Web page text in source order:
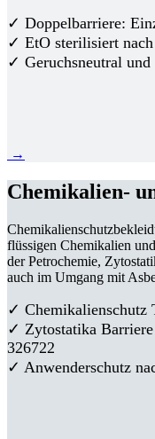
✓ Doppelbarriere:
✓ EtO sterilisiert
✓ Geruchsneutral und
→
Chemikalien-
flüssigen Chemikalien
der Petrochemie,
auch im Umgang mit
✓ Chemikalienschutz
✓ Zytostatika Barriere
326722
✓ Anwenderschutz